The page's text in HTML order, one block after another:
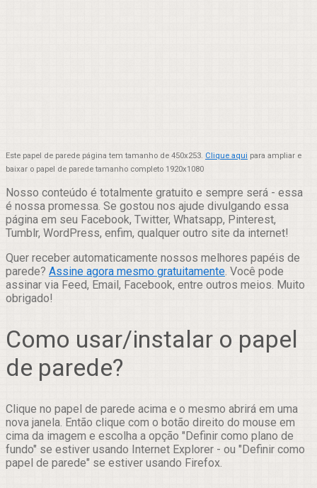
Este papel de parede página tem tamanho de 450x253. Clique aqui para ampliar e
baixar o papel de parede tamanho completo 1920x1080
Nosso conteúdo é totalmente gratuito e sempre será - essa
é nossa promessa. Se gostou nos ajude divulgando essa
página em seu Facebook, Twitter, Whatsapp, Pinterest,
Tumblr, WordPress, enfim, qualquer outro site da internet!
Quer receber automaticamente nossos melhores papéis de
parede? Assine agora mesmo gratuitamente. Você pode
assinar via Feed, Email, Facebook, entre outros meios. Muito
obrigado!
Como usar/instalar o papel
de parede?
Clique no papel de parede acima e o mesmo abrirá em uma
nova janela. Então clique com o botão direito do mouse em
cima da imagem e escolha a opção "Definir como plano de
fundo" se estiver usando Internet Explorer - ou "Definir como
papel de parede" se estiver usando Firefox.